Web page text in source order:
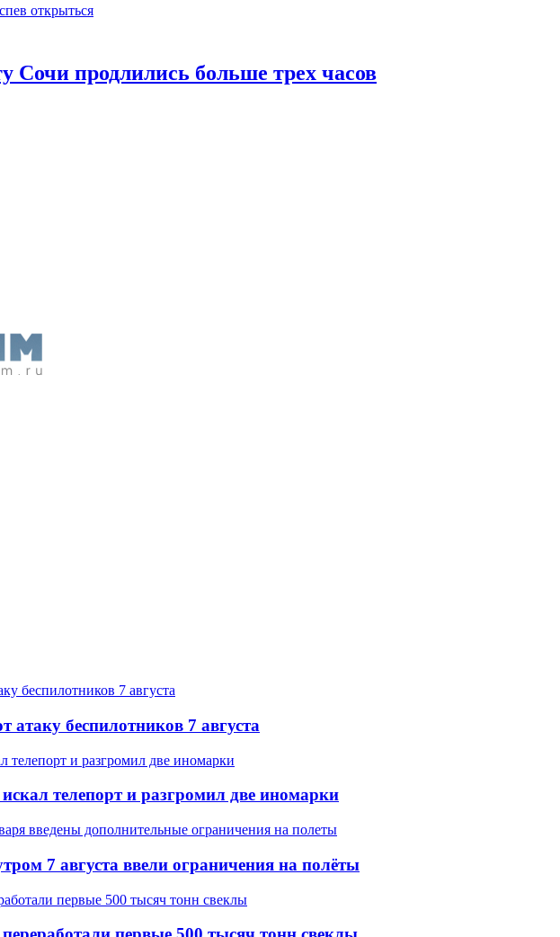
Сочи продлились больше трех часов
атаку беспилотников 7 августа
телепорт и разгромил две иномарки
7 августа ввели ограничения на полёты